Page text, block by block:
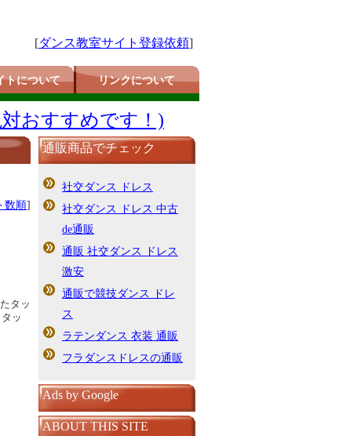
[ダンス教室サイト登録依頼]
トについて リンクについて
おすすめです！)
数順]
タッ
ッ
通販商品でチェック
社交ダンス ドレス
社交ダンス ドレス 中古
de通販
通販 社交ダンス ドレス
激安
通販で競技ダンス ドレ
ス
ラテンダンス 衣装 通販
フラダンスドレスの通販
Ads by Google
ABOUT THIS SITE